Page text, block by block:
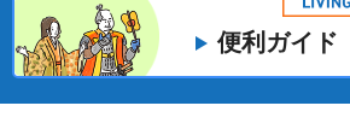
便利ガイド